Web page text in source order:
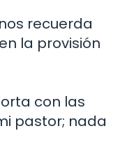
recuerda
la provisión
con las
pastor; nada